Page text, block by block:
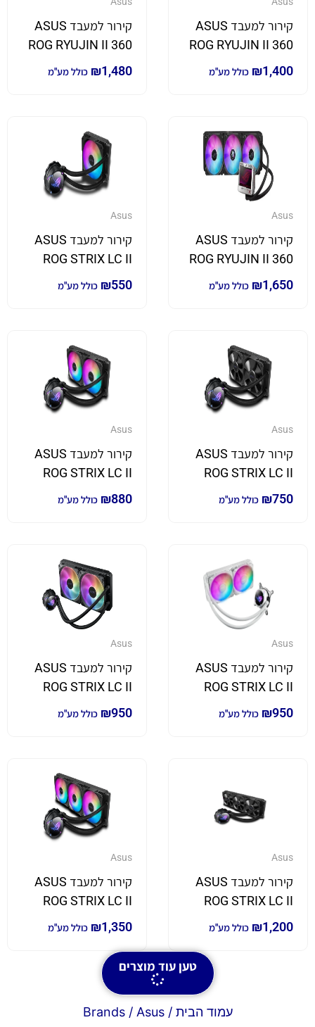
קירור למעבד ASUS
ROG RYUJIN II 360
₪1,400 כולל מע"מ
קירור למעבד ASUS
ROG RYUJIN II 360
ARGB
₪1,480 כולל מע"מ
Asus
קירור למעבד ASUS
ROG RYUJIN II 360
ARGB EVA EDITION
₪1,650 כולל מע"מ
Asus
קירור למעבד ASUS
ROG STRIX LC II
120 ARGB
₪550 כולל מע"מ
Asus
קירור למעבד ASUS
ROG STRIX LC II
240 Dual 120mm
₪750 כולל מע"מ
Asus
קירור למעבד ASUS
ROG STRIX LC II
240 Dual ARGB
₪880 כולל מע"מ
Asus
קירור למעבד ASUS
ROG STRIX LC II
₪950 כולל מע"מ
Asus
קירור למעבד ASUS
ROG STRIX LC II
280 Dual ARGB
₪950 כולל מע"מ
Asus
קירור למעבד ASUS
ROG STRIX LC II
360 triple 120mm
₪1,200 כולל מע"מ
Asus
קירור למעבד ASUS
ROG STRIX LC II
360 Triple ARGB
₪1,350 כולל מע"מ
טען עוד מוצרים
עמוד הבית / Brands / Asus